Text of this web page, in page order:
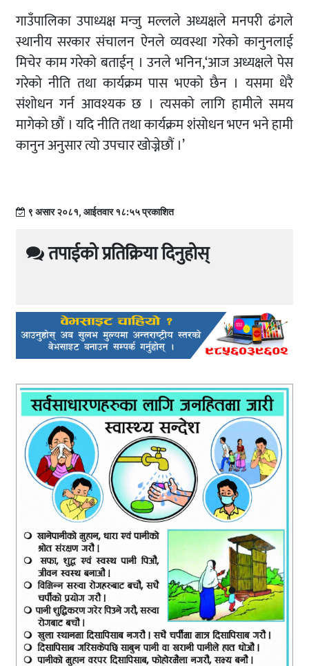
गाउँपालिका उपाध्यक्ष मन्जु मल्लले अध्यक्षले मनपरी ढंगले
स्थानीय सरकार संचालन ऐनले व्यवस्था गरेको कानुनलाई
मिचेर काम गरेको बताईन् । उनले भनिन,‘आज अध्यक्षले पेस
गरेको नीति तथा कार्यक्रम पास भएको छैन । यसमा धेरै
संशोधन गर्न आवश्यक छ । त्यसको लागि हामीले समय
मागेको छौं । यदि नीति तथा कार्यक्रम शंसोधन भएन भने हामी
कानुन अनुसार त्यो उपचार खोज्नेछौं ।’
९ असार २०८१, आईतवार १८:५५ प्रकाशित
तपाईको प्रतिक्रिया दिनुहोस्